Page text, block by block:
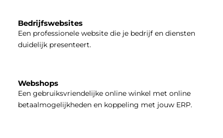
Bedrijfswebsites
Een professionele website die je bedrijf en diensten
duidelijk presenteert.
Webshops
Een gebruiksvriendelijke online winkel met online
betaalmogelijkheden en koppeling met jouw ERP.